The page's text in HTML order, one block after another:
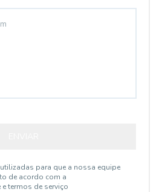
para que a nossa equipe
de acordo com a
termos de serviço